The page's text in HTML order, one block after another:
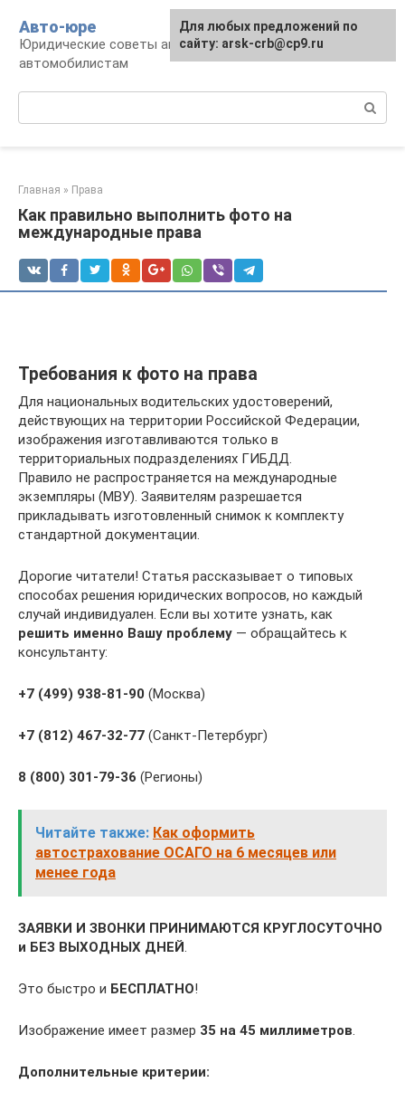
контенту
Авто-юре
Юридические советы автовладельцам и
автомобилистам
Главная » Права
Как правильно выполнить фото на
международные права
Требования к фото на права
Для национальных водительских удостоверений,
действующих на территории Российской Федерации,
изображения изготавливаются только в
территориальных подразделениях ГИБДД.
Правило не распространяется на международные
экземпляры (МВУ). Заявителям разрешается
прикладывать изготовленный снимок к комплекту
стандартной документации.
Дорогие читатели! Статья рассказывает о типовых
способах решения юридических вопросов, но каждый
случай индивидуален. Если вы хотите узнать, как
решить именно Вашу проблему — обращайтесь к
консультанту:
+7 (499) 938-81-90 (Москва)
+7 (812) 467-32-77 (Санкт-Петербург)
8 (800) 301-79-36 (Регионы)
Читайте также: Как оформить
автострахование ОСАГО на 6 месяцев или
менее года
ЗАЯВКИ И ЗВОНКИ ПРИНИМАЮТСЯ КРУГЛОСУТОЧНО
и БЕЗ ВЫХОДНЫХ ДНЕЙ.
Это быстро и БЕСПЛАТНО!
Изображение имеет размер 35 на 45 миллиметров.
Дополнительные критерии:
Для любых предложений по
сайту: arsk-crb@cp9.ru